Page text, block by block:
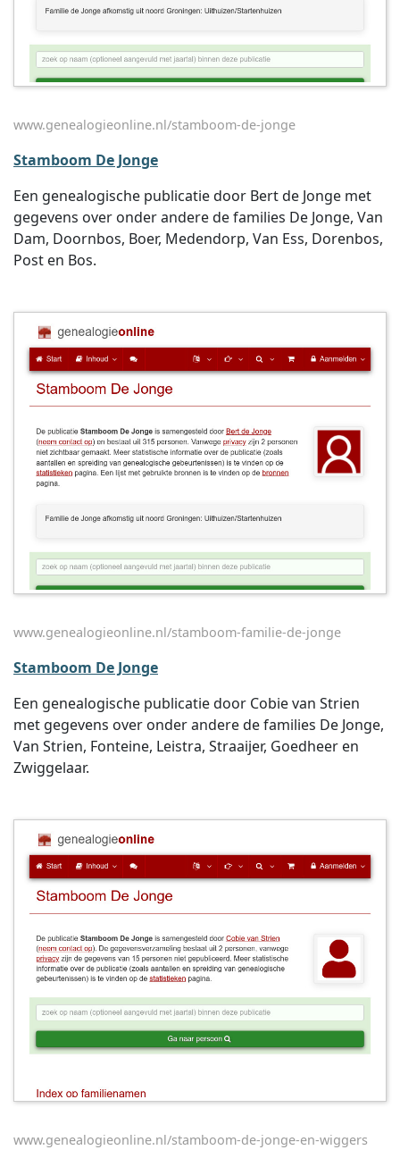
www.genealogieonline.nl/stamboom-de-jonge
Stamboom De Jonge
Een genealogische publicatie door Bert de Jonge met
gegevens over onder andere de families De Jonge, Van
Dam, Doornbos, Boer, Medendorp, Van Ess, Dorenbos,
Post en Bos.
www.genealogieonline.nl/stamboom-familie-de-jonge
Stamboom De Jonge
Een genealogische publicatie door Cobie van Strien
met gegevens over onder andere de families De Jonge,
Van Strien, Fonteine, Leistra, Straaijer, Goedheer en
Zwiggelaar.
www.genealogieonline.nl/stamboom-de-jonge-en-wiggers